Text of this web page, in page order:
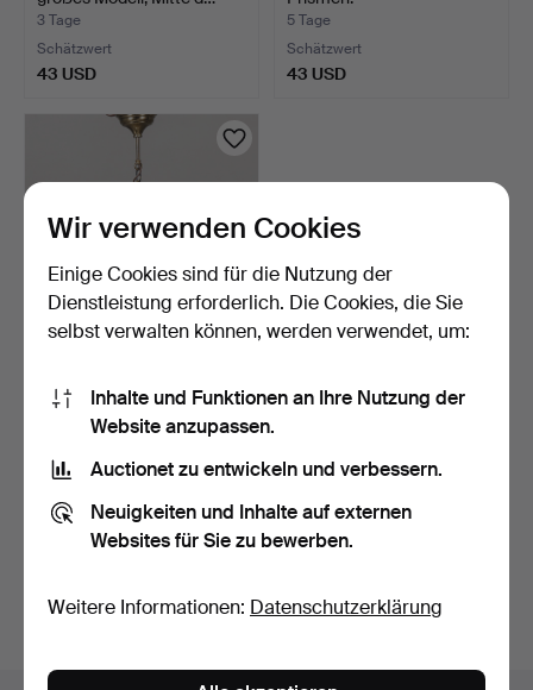
3 Tage
Schätzwert
43 USD
5 Tage
Schätzwert
43 USD
22 USD
Suche speichern
Archivsuchen.
Wir verwenden Cookies
Einige Cookies sind für die Nutzung der
Dienstleistung erforderlich. Die Cookies, die Sie
selbst verwalten können, werden verwendet, um:
Inhalte und Funktionen an Ihre Nutzung der
Website anzupassen.
Auctionet zu entwickeln und verbessern.
Neuigkeiten und Inhalte auf externen
Websites für Sie zu bewerben.
Weitere Informationen: Datenschutzerklärung